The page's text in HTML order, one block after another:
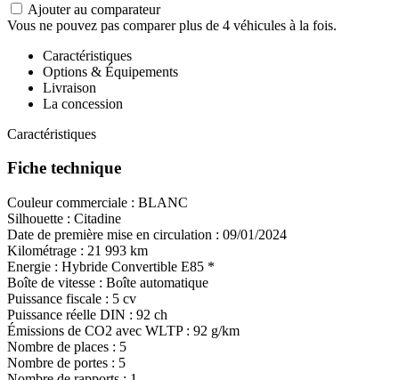
Ajouter au comparateur
Vous ne pouvez pas comparer plus de 4 véhicules à la fois.
Caractéristiques
Options & Équipements
Livraison
La concession
Caractéristiques
Fiche technique
Couleur commerciale : BLANC
Silhouette : Citadine
Date de première mise en circulation : 09/01/2024
Kilométrage : 21 993 km
Energie : Hybride Convertible E85 *
Boîte de vitesse : Boîte automatique
Puissance fiscale : 5 cv
Puissance réelle DIN : 92 ch
Émissions de CO2 avec WLTP : 92 g/km
Nombre de places : 5
Nombre de portes : 5